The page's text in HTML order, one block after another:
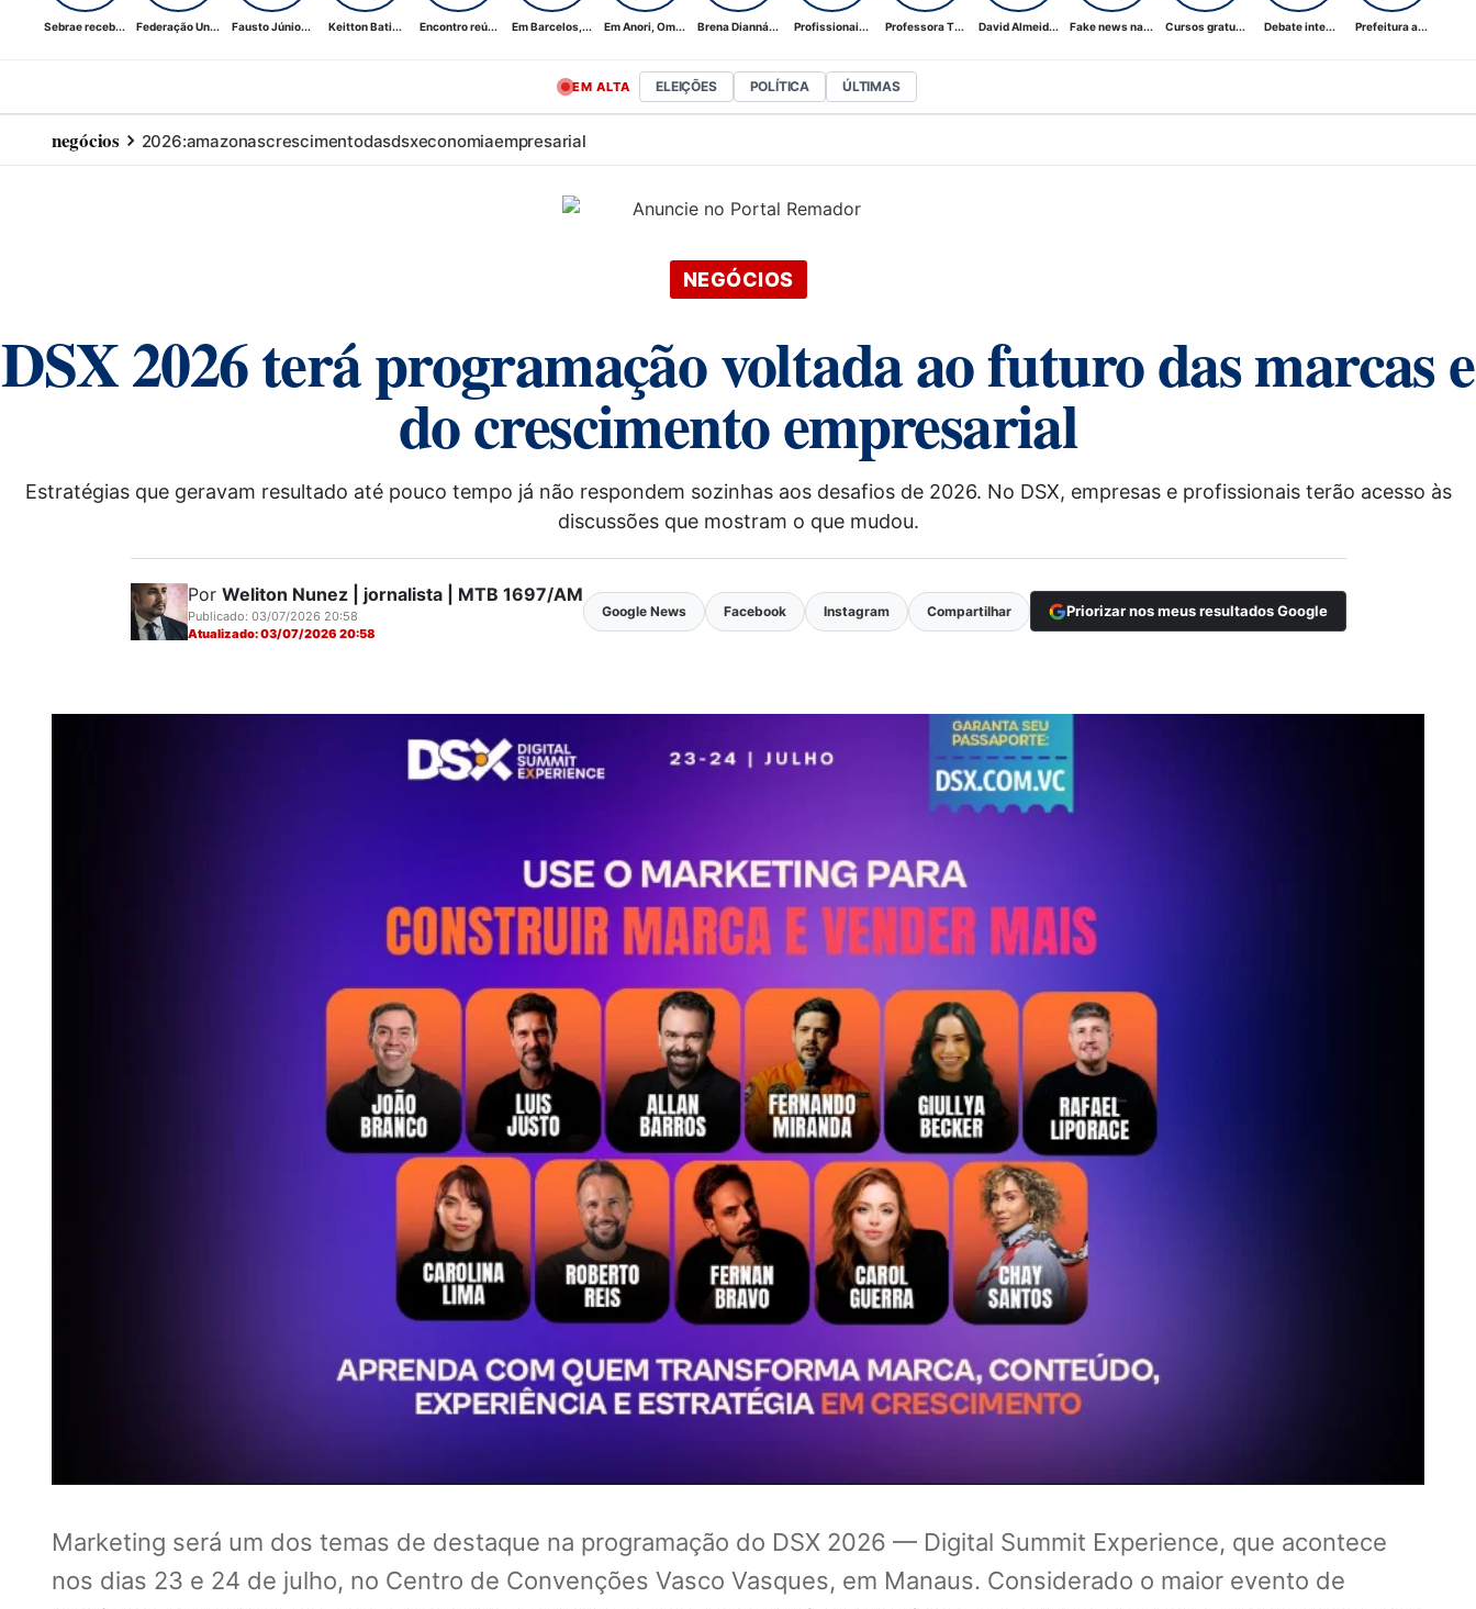
Sebrae receb... Federação Un... Fausto Júnio... Keitton Bati... Encontro reú... Em Barcelos,... Em Anori, Om... Brena Dianná... Profissionai... Professora T... David Almeid... Fake news na... Cursos gratu... Debate inte... Prefeitura a...
EM ALTA ELEIÇÕES POLÍTICA ÚLTIMAS
negócios 2026:amazonascrescimentodasdsxeconomiaempresarial
NEGÓCIOS
DSX 2026 terá programação voltada ao futuro das marcas e
do crescimento empresarial
Estratégias que geravam resultado até pouco tempo já não respondem sozinhas aos desafios de 2026. No DSX, empresas e profissionais terão acesso às
discussões que mostram o que mudou.
Por Weliton Nunez | jornalista | MTB 1697/AM
Publicado: 03/07/2026 20:58
Atualizado: 03/07/2026 20:58
Google News Facebook Instagram Compartilhar Priorizar nos meus resultados Google
Marketing será um dos temas de destaque na programação do DSX 2026 — Digital Summit Experience, que acontece
nos dias 23 e 24 de julho, no Centro de Convenções Vasco Vasques, em Manaus. Considerado o maior evento de